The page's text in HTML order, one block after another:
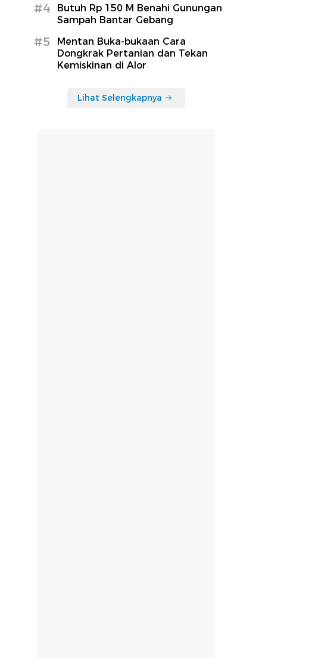
#4
Butuh Rp 150 M Benahi Gunungan
Sampah Bantar Gebang
#5
Mentan Buka-bukaan Cara
Dongkrak Pertanian dan Tekan
Kemiskinan di Alor
Lihat Selengkapnya